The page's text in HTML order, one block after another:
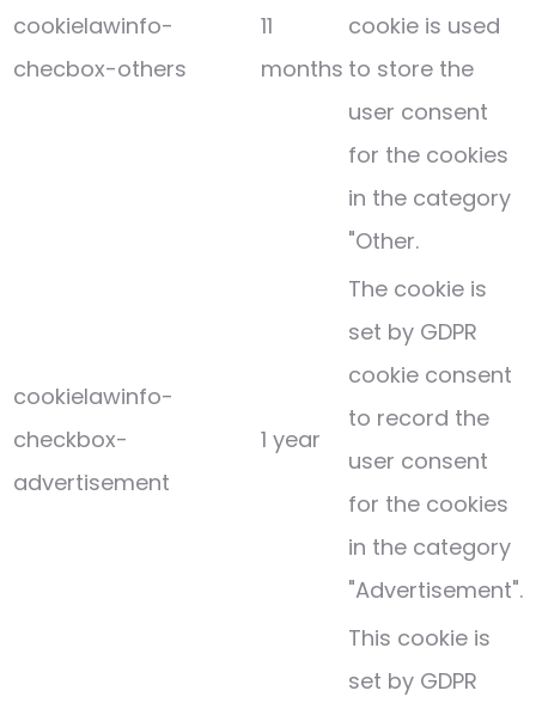
cookielawinfo-
checbox-others
11
months
cookie is used
to store the
user consent
for the cookies
in the category
"Other.
cookielawinfo-
checkbox-
advertisement
1 year
The cookie is
set by GDPR
cookie consent
to record the
user consent
for the cookies
in the category
"Advertisement".
This cookie is
set by GDPR